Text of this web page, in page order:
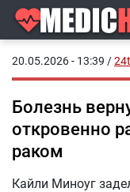
20.05.2026 - 13:39 /
Болезнь
откровенно
раком
Кайли Миноуг